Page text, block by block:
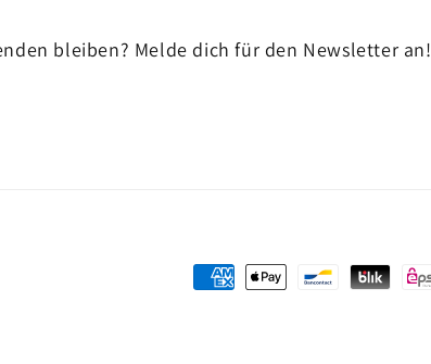
bleiben? Melde dich für den Newsletter an!
Zahlungsmethoden